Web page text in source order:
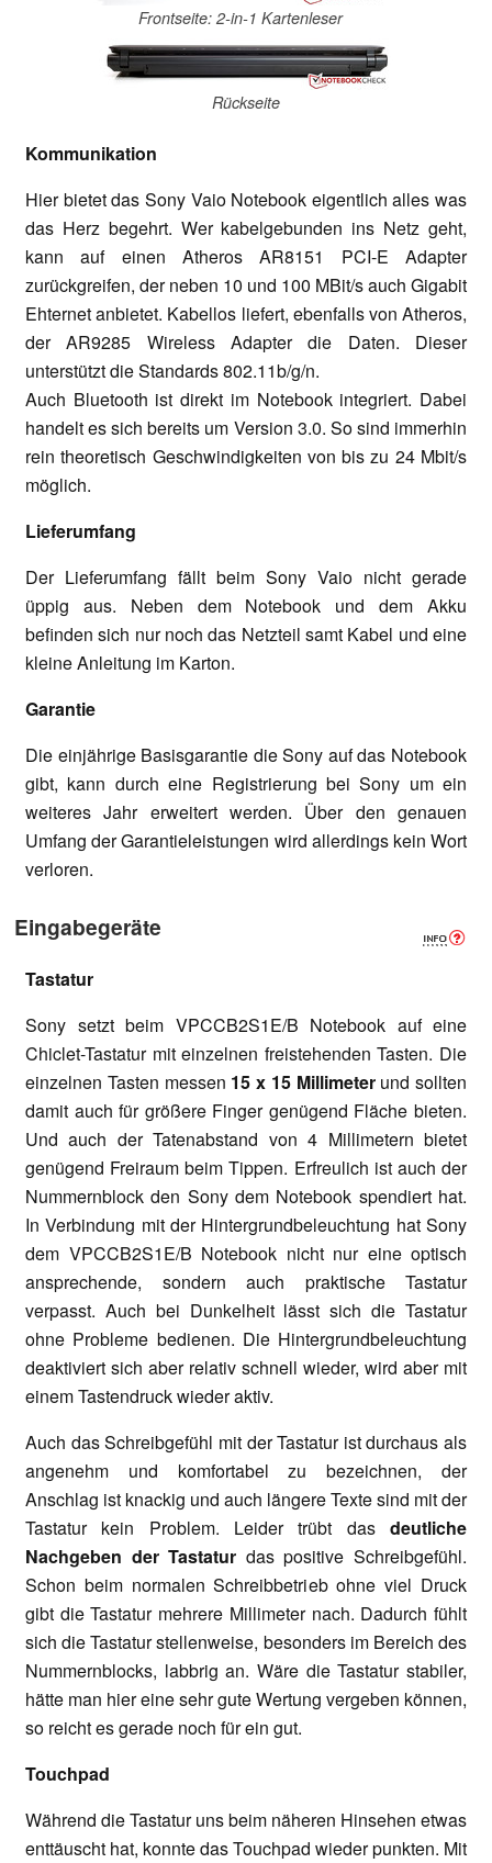
Frontseite: 2-in-1 Kartenleser
Rückseite
Kommunikation
Hier bietet das Sony Vaio Notebook eigentlich alles was
das Herz begehrt. Wer kabelgebunden ins Netz geht,
kann auf einen Atheros AR8151 PCI-E Adapter
zurückgreifen, der neben 10 und 100 MBit/s auch Gigabit
Ehternet anbietet. Kabellos liefert, ebenfalls von Atheros,
der AR9285 Wireless Adapter die Daten. Dieser
unterstützt die Standards 802.11b/g/n.
Auch Bluetooth ist direkt im Notebook integriert. Dabei
handelt es sich bereits um Version 3.0. So sind immerhin
rein theoretisch Geschwindigkeiten von bis zu 24 Mbit/s
möglich.
Lieferumfang
Der Lieferumfang fällt beim Sony Vaio nicht gerade
üppig aus. Neben dem Notebook und dem Akku
befinden sich nur noch das Netzteil samt Kabel und eine
kleine Anleitung im Karton.
Garantie
Die einjährige Basisgarantie die Sony auf das Notebook
gibt, kann durch eine Registrierung bei Sony um ein
weiteres Jahr erweitert werden. Über den genauen
Umfang der Garantieleistungen wird allerdings kein Wort
verloren.
Eingabegeräte
Tastatur
Sony setzt beim VPCCB2S1E/B Notebook auf eine
Chiclet-Tastatur mit einzelnen freistehenden Tasten. Die
einzelnen Tasten messen 15 x 15 Millimeterund sollten
damit auch für größere Finger genügend Fläche bieten.
Und auch der Tatenabstand von 4 Millimetern bietet
genügend Freiraum beim Tippen. Erfreulich ist auch der
Nummernblock den Sony dem Notebook spendiert hat.
In Verbindung mit der Hintergrundbeleuchtung hat Sony
dem VPCCB2S1E/B Notebook nicht nur eine optisch
ansprechende, sondern auch praktische Tastatur
verpasst. Auch bei Dunkelheit lässt sich die Tastatur
ohne Probleme bedienen. Die Hintergrundbeleuchtung
deaktiviert sich aber relativ schnell wieder, wird aber mit
einem Tastendruck wieder aktiv.
Auch das Schreibgefühl mit der Tastatur ist durchaus als
angenehm und komfortabel zu bezeichnen, der
Anschlag ist knackig und auch längere Texte sind mit der
Tastatur kein Problem. Leider trübt das deutliche
Nachgeben der Tastatur das positive Schreibgefühl.
Schon beim normalen Schreibbetrieb ohne viel Druck
gibt die Tastatur mehrere Millimeter nach. Dadurch fühlt
sich die Tastatur stellenweise, besonders im Bereich des
Nummernblocks, labbrig an. Wäre die Tastatur stabiler,
hätte man hier eine sehr gute Wertung vergeben können,
so reicht es gerade noch für ein gut.
Touchpad
Während die Tastatur uns beim näheren Hinsehen etwas
enttäuscht hat, konnte das Touchpad wieder punkten. Mit